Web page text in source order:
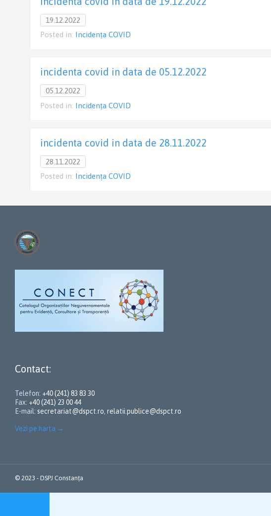
19.12.2022
Posted in: Incidența COVID
incidenta covid in data de 05.12.2022
05.12.2022
Posted in: Incidența COVID
incidenta covid in data de 28.11.2022
28.11.2022
Posted in: Incidența COVID
Contact:
Telefon: +40 (241) 83 83 30
Fax: +40 (241) 23 00 44
E-mail: secretariat@dspct.ro, relatii.publice@dspct.ro
Vezi pe harta →
© 2023 - DSPJ Constanța